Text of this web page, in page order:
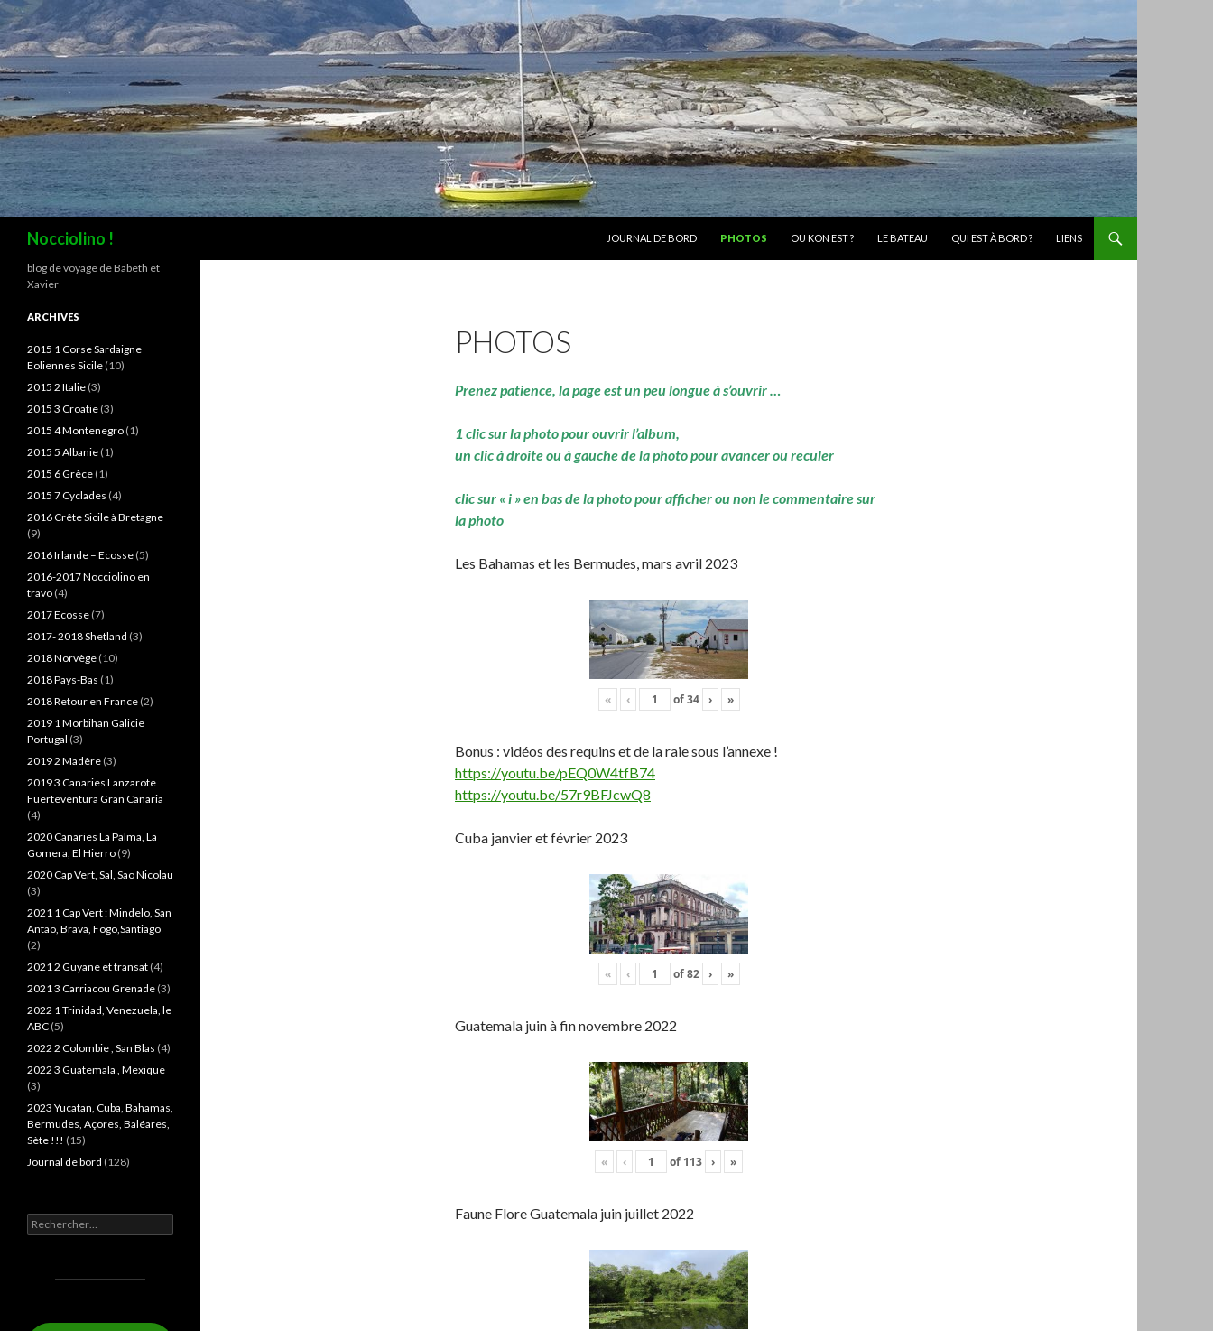
Nocciolino !
JOURNAL DE BORD
PHOTOS OU KON EST ? LE BATEAU QUI EST À BORD ? LIENS
PHOTOS
Prenez patience, la page est un peu longue à s’ouvrir …
1 clic sur la photo pour ouvrir l’album,
un clic à droite ou à gauche de la photo pour avancer ou reculer
clic sur « i » en bas de la photo pour afficher ou non le commentaire sur
la photo
Les Bahamas et les Bermudes, mars avril 2023
« ‹ of34 › »
Bonus : vidéos des requins et de la raie sous l’annexe !
https://youtu.be/pEQ0W4tfB74
https://youtu.be/57r9BFJcwQ8
Cuba janvier et février 2023
« ‹ of82 › »
Guatemala juin à fin novembre 2022
« ‹ of 113 › »
Faune Flore Guatemala juin juillet 2022
blog de voyage de Babeth et
Xavier
ARCHIVES
2015 1 Corse Sardaigne
Eoliennes Sicile (10)
2015 2 Italie (3)
2015 3 Croatie (3)
2015 4 Montenegro (1)
2015 5 Albanie (1)
2015 6 Grèce (1)
2015 7 Cyclades (4)
2016 Crête Sicile à Bretagne
(9)
2016 Irlande – Ecosse (5)
2016-2017 Nocciolino en
travo (4)
2017 Ecosse (7)
2017- 2018 Shetland (3)
2018 Norvège (10)
2018 Pays-Bas (1)
2018 Retour en France (2)
2019 1 Morbihan Galicie
Portugal (3)
2019 2 Madère (3)
2019 3 Canaries Lanzarote
Fuerteventura Gran Canaria
(4)
2020 Canaries La Palma, La
Gomera, El Hierro (9)
2020 Cap Vert, Sal, Sao Nicolau
(3)
2021 1 Cap Vert : Mindelo, San
Antao, Brava, Fogo,Santiago
(2)
2021 2 Guyane et transat (4)
2021 3 Carriacou Grenade (3)
2022 1 Trinidad, Venezuela, le
ABC (5)
2022 2 Colombie , San Blas (4)
2022 3 Guatemala , Mexique
(3)
2023 Yucatan, Cuba, Bahamas,
Bermudes, Açores, Baléares,
Sète !!! (15)
Journal de bord (128)
Rechercher :